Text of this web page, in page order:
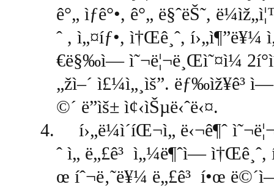
ê°„ ìƒê°•, ê°„ ë§ˆëŠ˜,
ˆ , ì„¤íƒ•, ì†Œê¸ˆ, í›„ì¶”ë¥¼
€ë§‰ì— ì˜¬ë¦¬ë¸Œì˜¤ì¼
„žì–´ ì£¼ì„¸ìš”. ëƒ‰ìž¥ê³ ì—
©´ ë”ìš± ì¢‹ìŠµë‹ˆë‹¤.
4.
í›„ë¼ì´íŒ¬ì„ ë‹¬ê¶ˆ
ˆ ì„ ë„£ê³ ì„¼ë¶ˆì— ì†Œê¸ˆ,
œ íˆ¬ë‚˜ë¥¼ ë„£ê³ í•œ